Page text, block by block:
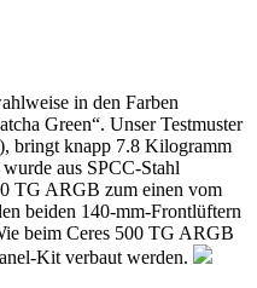
in den Farben
Green“. Unser Testmuster
bringt knapp 7.8 Kilogramm
aus SPCC-Stahl
TG ARGB zum einen vom
beiden 140-mm-Frontlüftern
beim Ceres 500 TG ARGB
Kit verbaut werden.